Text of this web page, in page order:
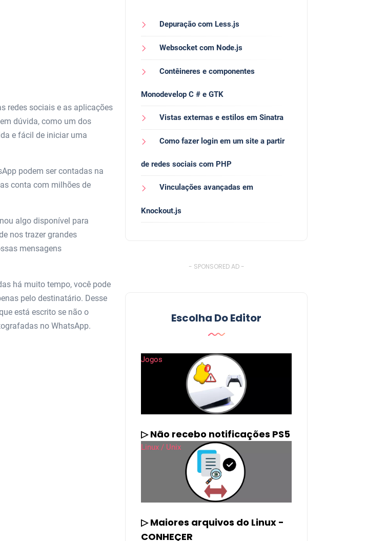
redes sociais e as aplicações
dúvida, como um dos
e fácil de iniciar uma
podem ser contadas na
conta com milhões de
algo disponível para
nos trazer grandes
mensagens
há muito tempo, você pode
pelo destinatário. Desse
está escrito se não o
no WhatsApp.
Depuração com Less.js
Websocket com Node.js
Contêineres e componentes
Monodevelop C # e GTK
Vistas externas e estilos em Sinatra
Como fazer login em um site a partir
de redes sociais com PHP
Vinculações avançadas em
Knockout.js
- SPONSORED AD -
Escolha Do Editor
Jogos
▷ Não recebo notificações PS5
Linux / Unix
▷ Maiores arquivos do Linux -
CONHEÇER